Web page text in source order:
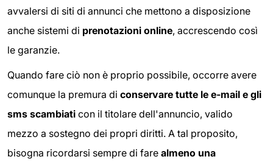
avvalersi di siti di annunci che mettono a disposizione
anche sistemi di prenotazioni online, accrescendo così
le garanzie.
Quando fare ciò non è proprio possibile, occorre avere
comunque la premura di conservare tutte le e-mail e gli
sms scambiati con il titolare dell'annuncio, valido
mezzo a sostegno dei propri diritti. A tal proposito,
bisogna ricordarsi sempre di fare almeno una